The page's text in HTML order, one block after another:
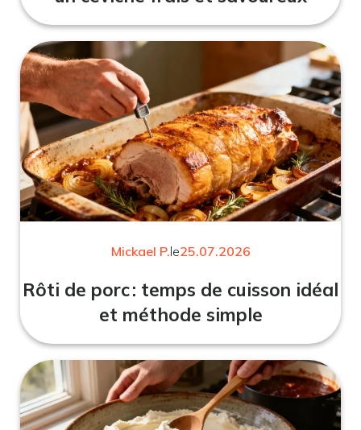
Mickael P.le25.07.2026
Rôti de porc : temps de cuisson idéal
et méthode simple